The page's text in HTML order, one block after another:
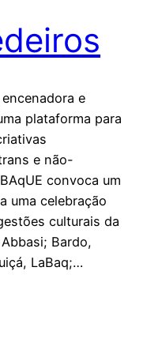
e
plataforma para
e não-
convoca um
uma celebração
culturais da
Bardo,
LaBaq;…